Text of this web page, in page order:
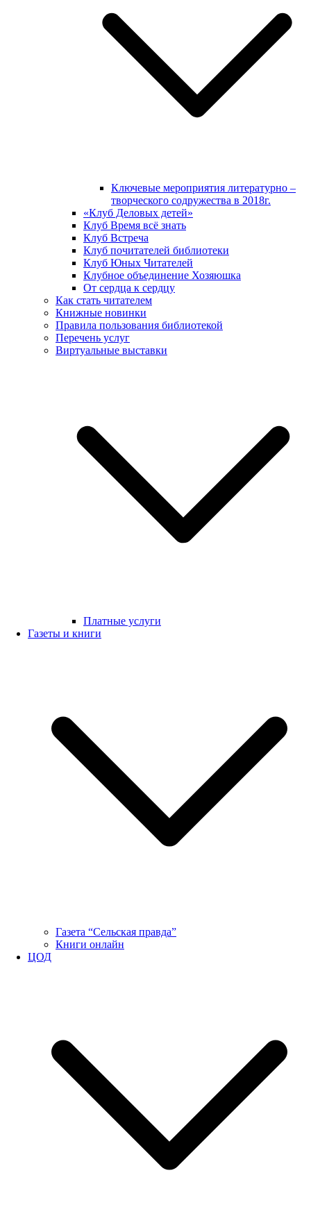
Ключевые мероприятия литературно –
творческого содружества в 2018г.
«Клуб Деловых детей»
Клуб Время всё знать
Клуб Встреча
Клуб почитателей библиотеки
Клуб Юных Читателей
Клубное объединение Хозяюшка
От сердца к сердцу
Как стать читателем
Книжные новинки
Правила пользования библиотекой
Перечень услуг
Виртуальные выставки
Платные услуги
Газеты и книги
Газета “Сельская правда”
Книги онлайн
ЦОД